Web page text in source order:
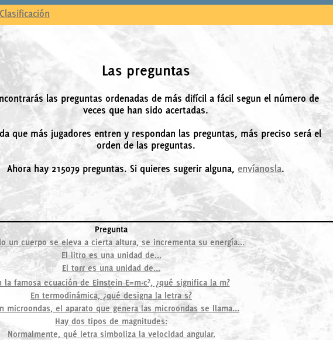
Clasificación
Las preguntas
las preguntas ordenadas de más difícil a fácil segun el número de
veces que han sido acertadas.
que más jugadores entren y respondan las preguntas, más preciso será el
orden de las preguntas.
Ahora hay 215079 preguntas. Si quieres sugerir alguna, envíanosla.
Pregunta
un cuerpo se eleva a cierta altura, se incrementa su energía...
El litro es una unidad de...
El torr es una unidad de...
la famosa ecuación de Einstein E=m·c², ¿qué significa la m?
En termodinámica, ¿qué designa la letra s?
microondas, el aparato que genera las microondas se llama...
Hay dos tipos de magnitudes:
Normalmente, qué letra simboliza la velocidad angular.